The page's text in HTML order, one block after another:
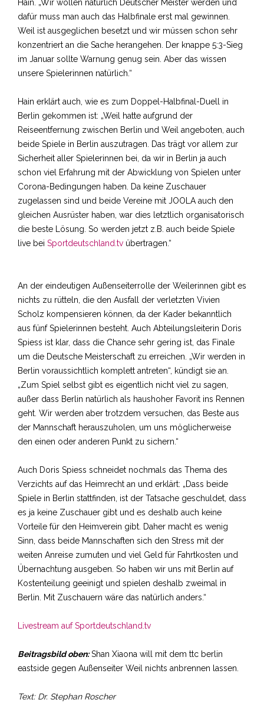
Hain. „Wir wollen natürlich Deutscher Meister werden und
dafür muss man auch das Halbfinale erst mal gewinnen.
Weil ist ausgeglichen besetzt und wir müssen schon sehr
konzentriert an die Sache herangehen. Der knappe 5:3-Sieg
im Januar sollte Warnung genug sein. Aber das wissen
unsere Spielerinnen natürlich.“
Hain erklärt auch, wie es zum Doppel-Halbfinal-Duell in
Berlin gekommen ist: „Weil hatte aufgrund der
Reiseentfernung zwischen Berlin und Weil angeboten, auch
beide Spiele in Berlin auszutragen. Das trägt vor allem zur
Sicherheit aller Spielerinnen bei, da wir in Berlin ja auch
schon viel Erfahrung mit der Abwicklung von Spielen unter
Corona-Bedingungen haben. Da keine Zuschauer
zugelassen sind und beide Vereine mit JOOLA auch den
gleichen Ausrüster haben, war dies letztlich organisatorisch
die beste Lösung. So werden jetzt z.B. auch beide Spiele
live bei Sportdeutschland.tv übertragen.“
An der eindeutigen Außenseiterrolle der Weilerinnen gibt es
nichts zu rütteln, die den Ausfall der verletzten Vivien
Scholz kompensieren können, da der Kader bekanntlich
aus fünf Spielerinnen besteht. Auch Abteilungsleiterin Doris
Spiess ist klar, dass die Chance sehr gering ist, das Finale
um die Deutsche Meisterschaft zu erreichen. „Wir werden in
Berlin voraussichtlich komplett antreten“, kündigt sie an.
„Zum Spiel selbst gibt es eigentlich nicht viel zu sagen,
außer dass Berlin natürlich als haushoher Favorit ins Rennen
geht. Wir werden aber trotzdem versuchen, das Beste aus
der Mannschaft herauszuholen, um uns möglicherweise
den einen oder anderen Punkt zu sichern.“
Auch Doris Spiess schneidet nochmals das Thema des
Verzichts auf das Heimrecht an und erklärt: „Dass beide
Spiele in Berlin stattfinden, ist der Tatsache geschuldet, dass
es ja keine Zuschauer gibt und es deshalb auch keine
Vorteile für den Heimverein gibt. Daher macht es wenig
Sinn, dass beide Mannschaften sich den Stress mit der
weiten Anreise zumuten und viel Geld für Fahrtkosten und
Übernachtung ausgeben. So haben wir uns mit Berlin auf
Kostenteilung geeinigt und spielen deshalb zweimal in
Berlin. Mit Zuschauern wäre das natürlich anders.“
Livestream auf Sportdeutschland.tv
Beitragsbild oben:Shan Xiaona will mit dem ttc berlin
eastside gegen Außenseiter Weil nichts anbrennen lassen.
Text: Dr. Stephan Roscher